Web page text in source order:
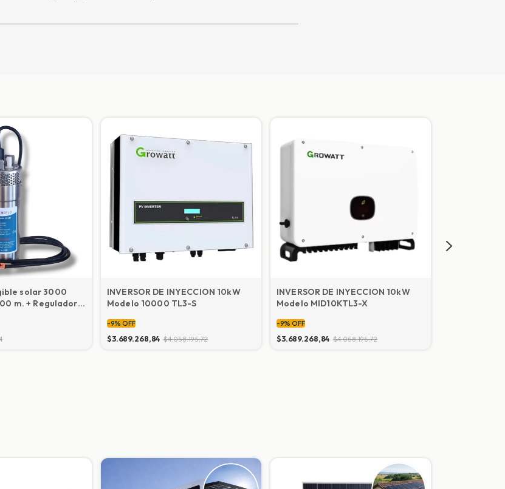
solar 3000
m. + Regulador
INVERSOR DE INYECCION 10kW
Modelo 10000 TL3-S
-9% OFF
$3.689.268,84 $4.058.195,72
INVERSOR DE INYECCION 10kW
Modelo MID10KTL3-X
-9% OFF
$3.689.268,84 $4.058.195,72